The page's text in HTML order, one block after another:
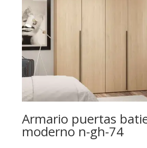
Armario puertas
moderno n-gh-74